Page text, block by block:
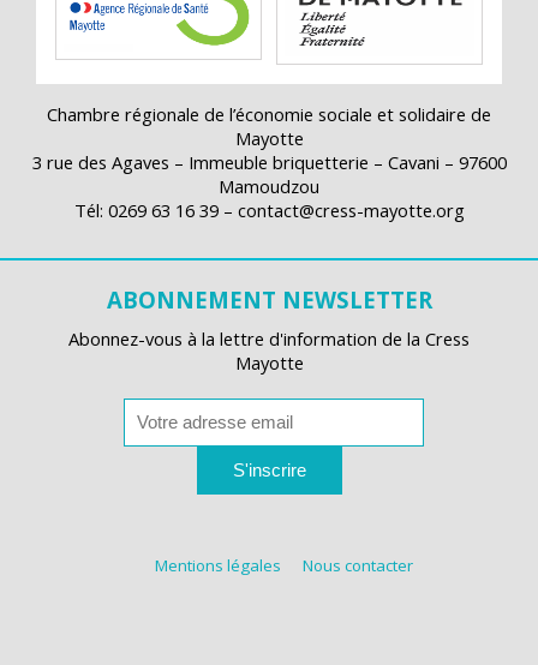
Chambre régionale de l’économie sociale et solidaire de
Mayotte
3 rue des Agaves – Immeuble briquetterie – Cavani – 97600
Mamoudzou
Tél: 0269 63 16 39 – contact@cress-mayotte.org
ABONNEMENT NEWSLETTER
Abonnez-vous à la lettre d'information de la Cress
Mayotte
S'inscrire
Mentions légales Nous contacter